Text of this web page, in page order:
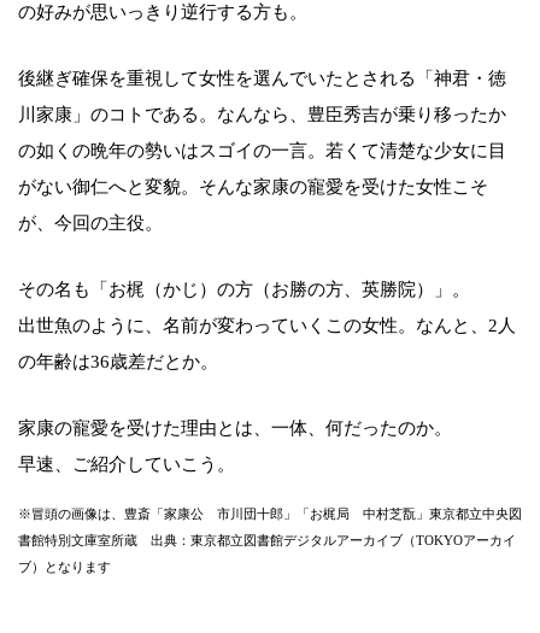
の好みが思いっきり逆行する方も。
後継ぎ確保を重視して女性を選んでいたとされる「神君・徳
川家康」のコトである。なんなら、豊臣秀吉が乗り移ったか
の如くの晩年の勢いはスゴイの一言。若くて清楚な少女に目
がない御仁へと変貌。そんな家康の寵愛を受けた女性こそ
が、今回の主役。
その名も「お梶（かじ）の方（お勝の方、英勝院）」。
出世魚のように、名前が変わっていくこの女性。なんと、2人
の年齢は36歳差だとか。
家康の寵愛を受けた理由とは、一体、何だったのか。
早速、ご紹介していこう。
※冒頭の画像は、豊斎「家康公 市川団十郎」「お梶局 中村芝翫」東京都立中央図
書館特別文庫室所蔵 出典：東京都立図書館デジタルアーカイブ（TOKYOアーカイ
ブ）となります